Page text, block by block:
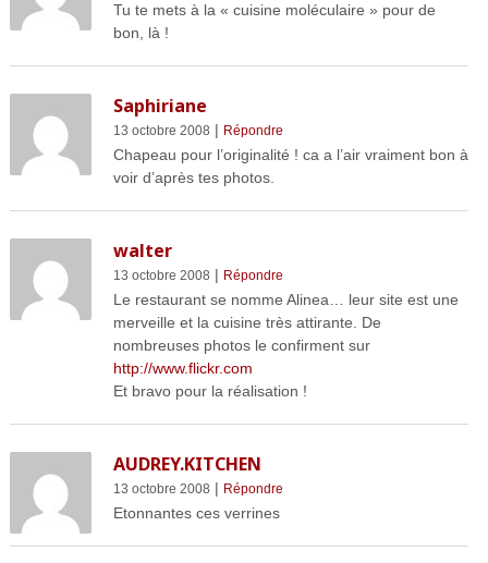
Tu te mets à la « cuisine moléculaire » pour de
bon, là !
Saphiriane
13 octobre 2008 | Répondre
Chapeau pour l’originalité ! ca a l’air vraiment bon à
voir d’après tes photos.
walter
13 octobre 2008 | Répondre
Le restaurant se nomme Alinea… leur site est une
merveille et la cuisine très attirante. De
nombreuses photos le confirment sur
http://www.flickr.com
Et bravo pour la réalisation !
AUDREY.KITCHEN
13 octobre 2008 | Répondre
Etonnantes ces verrines